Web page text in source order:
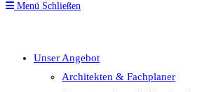
Menü Schließen
Unser Angebot
Architekten & Fachplaner